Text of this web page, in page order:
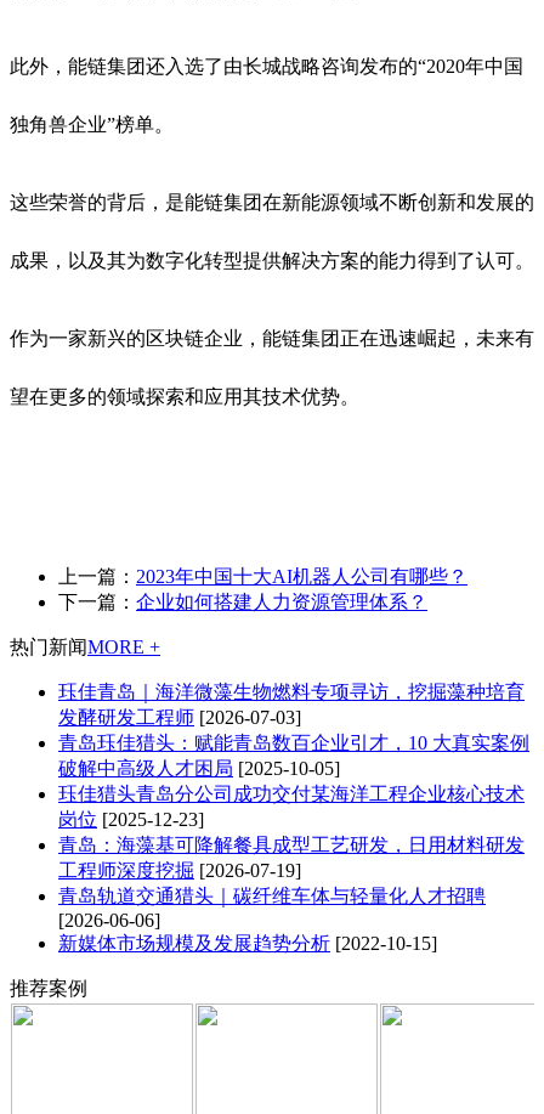
此外，能链集团还入选了由长城战略咨询发布的“2020年中国
独角兽企业”榜单。
这些荣誉的背后，是能链集团在新能源领域不断创新和发展的
成果，以及其为数字化转型提供解决方案的能力得到了认可。
作为一家新兴的区块链企业，能链集团正在迅速崛起，未来有
望在更多的领域探索和应用其技术优势。
上一篇： 2023年中国十大AI机器人公司有哪些？
下一篇： 企业如何搭建人力资源管理体系？
热门新闻MORE +
珏佳青岛｜海洋微藻生物燃料专项寻访，挖掘藻种培育
发酵研发工程师 [2026-07-03]
青岛珏佳猎头：赋能青岛数百企业引才，10 大真实案例
破解中高级人才困局 [2025-10-05]
珏佳猎头青岛分公司成功交付某海洋工程企业核心技术
岗位 [2025-12-23]
青岛：海藻基可降解餐具成型工艺研发，日用材料研发
工程师深度挖掘 [2026-07-19]
青岛轨道交通猎头｜碳纤维车体与轻量化人才招聘
[2026-06-06]
新媒体市场规模及发展趋势分析 [2022-10-15]
推荐案例